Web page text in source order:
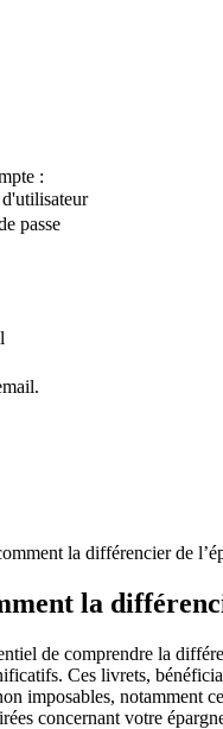
:
passe
la différencier de
la
de comprendre la
Ces livrets,
imposables, notamment
concernant votre